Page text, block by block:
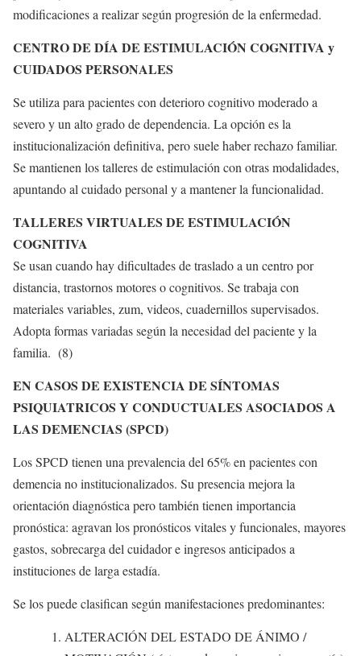
modificaciones a realizar según progresión de la enfermedad.
CENTRO DE DÍA DE ESTIMULACIÓN COGNITIVA y
CUIDADOS PERSONALES
Se utiliza para pacientes con deterioro cognitivo moderado a
severo y un alto grado de dependencia. La opción es la
institucionalización definitiva, pero suele haber rechazo familiar.
Se mantienen los talleres de estimulación con otras modalidades,
apuntando al cuidado personal y a mantener la funcionalidad.
TALLERES VIRTUALES DE ESTIMULACIÓN
COGNITIVA
Se usan cuando hay dificultades de traslado a un centro por
distancia, trastornos motores o cognitivos. Se trabaja con
materiales variables, zum, videos, cuadernillos supervisados.
Adopta formas variadas según la necesidad del paciente y la
familia. (8)
EN CASOS DE EXISTENCIA DE SÍNTOMAS
PSIQUIATRICOS Y CONDUCTUALES ASOCIADOS A
LAS DEMENCIAS (SPCD)
Los SPCD tienen una prevalencia del 65% en pacientes con
demencia no institucionalizados. Su presencia mejora la
orientación diagnóstica pero también tienen importancia
pronóstica: agravan los pronósticos vitales y funcionales, mayores
gastos, sobrecarga del cuidador e ingresos anticipados a
instituciones de larga estadía.
Se los puede clasifican según manifestaciones predominantes:
ALTERACIÓN DEL ESTADO DE ÁNIMO /